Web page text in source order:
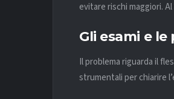
evitare rischi maggiori.
Gli esami e le
Il problema riguarda il
strumentali per chiarire